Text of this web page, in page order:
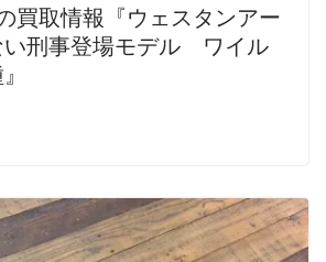
買取情報『ウェスタンアー
刑事登場モデル ワイル